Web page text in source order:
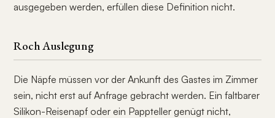
ausgegeben werden, erfüllen diese Definition nicht.
Roch Auslegung
Die Näpfe müssen vor der Ankunft des Gastes im Zimmer
sein, nicht erst auf Anfrage gebracht werden. Ein faltbarer
Silikon-Reisenapf oder ein Pappteller genügt nicht,